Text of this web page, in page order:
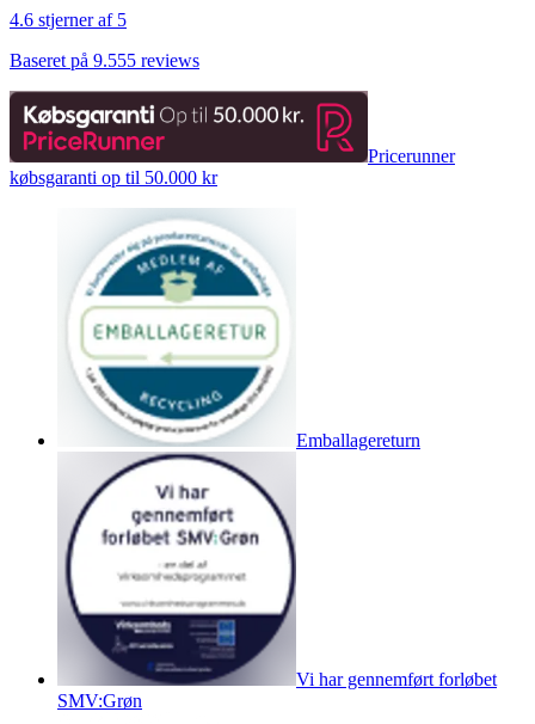
4.6 stjerner af 5
Baseret på 9.555 reviews
Pricerunner
købsgaranti op til 50.000 kr
Emballagereturn
Vi har gennemført forløbet
SMV:Grøn